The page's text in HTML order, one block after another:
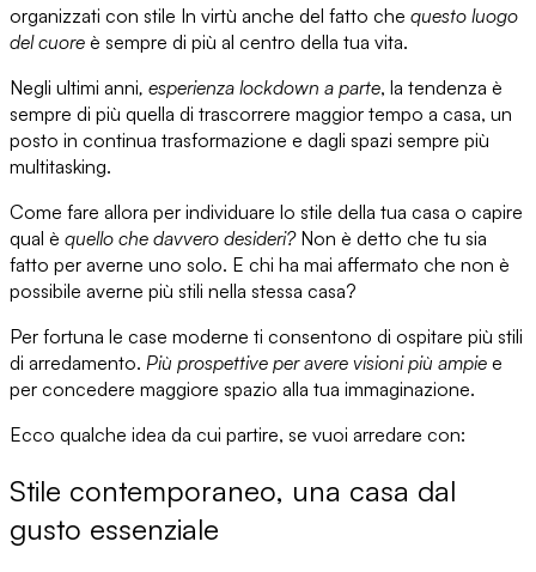
organizzati con stile In virtù anche del fatto che questo luogo
del cuore è sempre di più al centro della tua vita.
Negli ultimi anni, esperienza lockdown a parte, la tendenza è
sempre di più quella di trascorrere maggior tempo a casa, un
posto in continua trasformazione e dagli spazi sempre più
multitasking.
Come fare allora per individuare lo stile della tua casa o capire
qual è quello che davvero desideri? Non è detto che tu sia
fatto per averne uno solo. E chi ha mai affermato che non è
possibile averne più stili nella stessa casa?
Per fortuna le case moderne ti consentono di ospitare più stili
di arredamento. Più prospettive per avere visioni più ampie e
per concedere maggiore spazio alla tua immaginazione.
Ecco qualche idea da cui partire, se vuoi arredare con:
Stile contemporaneo, una casa dal
gusto essenziale